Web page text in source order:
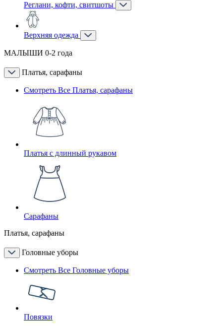
Реглани, кофти, свитшоты
Верхняя одежда
МАЛЫШИ 0-2 года
Платья, сарафаны
Смотреть Все Платья, сарафаны
Платья с длинный рукавом
Сарафаны
Платья, сарафаны
Головные уборы
Смотреть Все Головные уборы
Повязки